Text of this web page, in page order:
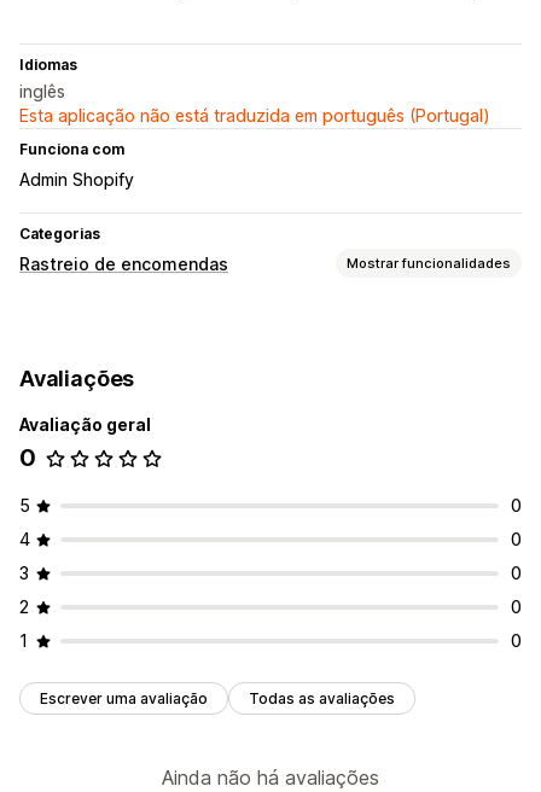
Idiomas
inglês
Esta aplicação não está traduzida em português (Portugal)
Funciona com
Admin Shopify
Categorias
Rastreio de encomendas Mostrar funcionalidades
Notificações
E-mail
Avaliações
Avaliação geral
0
5
0
4
0
3
0
2
0
1
0
Escrever uma avaliação Todas as avaliações
Ainda não há avaliações